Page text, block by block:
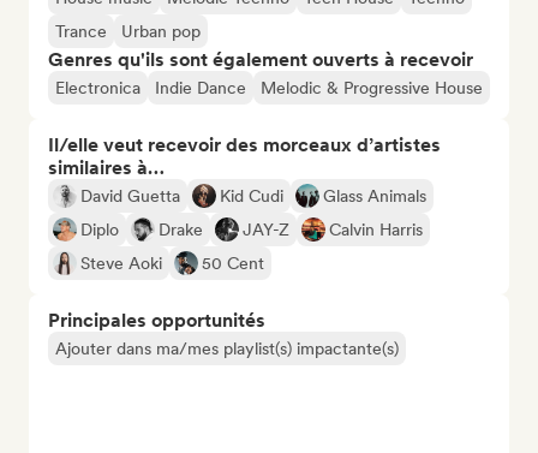
Trance
Urban pop
Genres qu'ils sont également ouverts à recevoir
Electronica Indie Dance Melodic & Progressive House
Il/elle veut recevoir des morceaux d’artistes
similaires à…
David Guetta Kid Cudi
Glass Animals
Diplo
Drake JAY-Z
Calvin Harris
Steve Aoki
50 Cent
Principales opportunités
Ajouter dans ma/mes playlist(s) impactante(s)